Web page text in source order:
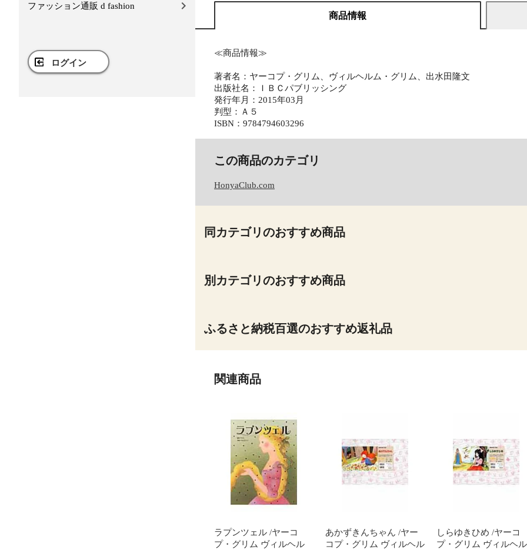
ファッション通販 d fashion
ログイン
商品情報
≪商品情報≫
著者名：ヤーコプ・グリム、ヴィルヘルム・グリム、出水田隆文
出版社名：ＩＢＣパブリッシング
発行年月：2015年03月
判型：Ａ５
ISBN：9784794603296
この商品のカテゴリ
HonyaClub.com
同カテゴリのおすすめ商品
別カテゴリのおすすめ商品
ふるさと納税百選のおすすめ返礼品
関連商品
ラプンツェル /ヤーコ
プ・グリム ヴィルヘル
あかずきんちゃん /ヤー
コプ・グリム ヴィルヘル
しらゆきひめ /ヤーコ
プ・グリム ヴィルヘル